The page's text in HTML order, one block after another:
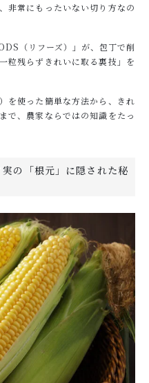
非常にもったいない切り方なの
（リフーズ）」が、包丁で削
粒残らずきれいに取る裏技」を
を使った簡単な方法から、きれ
で、農家ならではの知識をたっ
の「根元」に隠された秘